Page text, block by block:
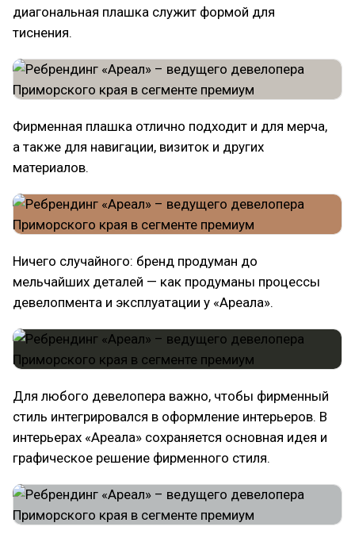
диагональная плашка служит формой для
тиснения.
Фирменная плашка отлично подходит и для мерча,
а также для навигации, визиток и других
материалов.
Ничего случайного: бренд продуман до
мельчайших деталей — как продуманы процессы
девелопмента и эксплуатации у «Ареала».
Для любого девелопера важно, чтобы фирменный
стиль интегрировался в оформление интерьеров. В
интерьерах «Ареала» сохраняется основная идея и
графическое решение фирменного стиля.